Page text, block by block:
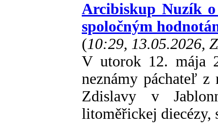
Arcibiskup Nuzík
spoločným
(10:29, 13.05.2026,
V utorok 12. mája
neznámy páchateľ
Zdislavy v
litoměřickej diecézy,